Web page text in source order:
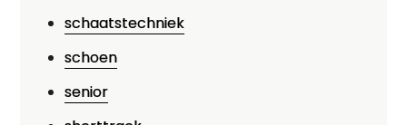
schaatstechniek
schoen
senior